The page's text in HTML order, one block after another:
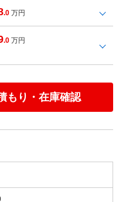
.0 万円
.0 万円
もり・在庫確認